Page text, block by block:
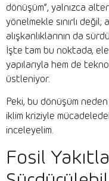
dönüşüm”, yalnızca
yönelmekle sınırlı değil;
alışkanlıklarının da
İşte tam bu noktada,
yapılarıyla hem de
üstleniyor.
Peki, bu dönüşüm
iklim kriziyle
inceleyelim.
Fosil